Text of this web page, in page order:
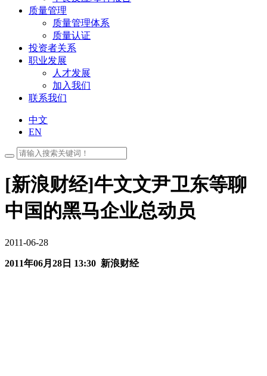
质量管理
质量管理体系
质量认证
投资者关系
职业发展
人才发展
加入我们
联系我们
中文
EN
[新浪财经]牛文文尹卫东等聊
中国的黑马企业总动员
2011-06-28
2011年06月28日 13:30 新浪财经